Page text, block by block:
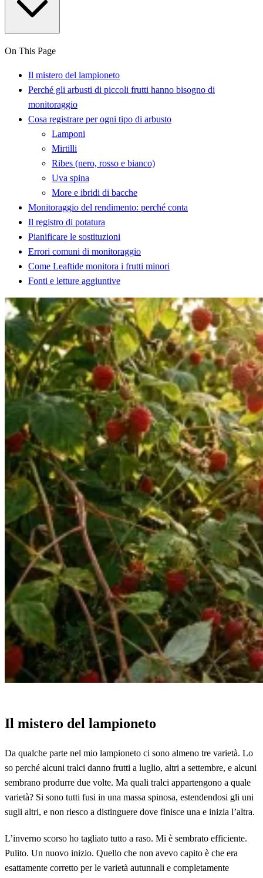
On This Page
Il mistero del lampioneto
Perché gli arbusti di piccoli frutti hanno bisogno di
monitoraggio
Cosa registrare per ogni tipo di arbusto
Lamponi
Mirtilli
Ribes (nero, rosso e bianco)
Uva spina
More e ibridi di bacche
Monitoraggio del rendimento: perché conta
Il registro di potatura
Pianificare le sostituzioni
Errori comuni di monitoraggio
Come Leaftide monitora i frutti minori
Fonti e letture aggiuntive
Il mistero del lampioneto
Da qualche parte nel mio lampioneto ci sono almeno tre varietà. Lo
so perché alcuni tralci danno frutti a luglio, altri a settembre, e alcuni
sembrano produrre due volte. Ma quali tralci appartengono a quale
varietà? Si sono tutti fusi in una massa spinosa, estendendosi gli uni
sugli altri, e non riesco a distinguere dove finisce una e inizia l’altra.
L’inverno scorso ho tagliato tutto a raso. Mi è sembrato efficiente.
Pulito. Un nuovo inizio. Quello che non avevo capito è che era
esattamente corretto per le varietà autunnali e completamente